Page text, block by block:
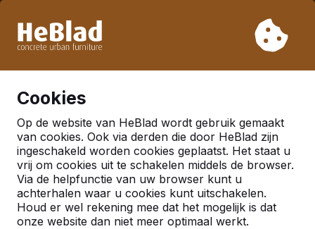
week 33. Houdt u daarom rekening met langere levertijden.
Cookies
Op de website van HeBlad wordt gebruik gemaakt
van cookies. Ook via derden die door HeBlad zijn
ingeschakeld worden cookies geplaatst. Het staat u
vrij om cookies uit te schakelen middels de browser.
Via de helpfunctie van uw browser kunt u
achterhalen waar u cookies kunt uitschakelen.
Houd er wel rekening mee dat het mogelijk is dat
onze website dan niet meer optimaal werkt.
Al meer dan 30.000 producten verkocht